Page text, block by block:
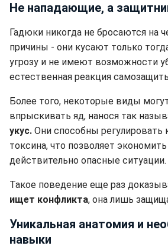
Не нападающие, а
Гадюки никогда не бросаются на
причины - они кусают только
угрозу и не имеют возможности
естественная реакция
Более того, некоторые виды
впрыскивать яд, нанося так
укус. Они способны регулировать
токсина, что позволяет
действительно опасные ситуации.
Такое поведение еще раз
ищет конфликта, она лишь
Уникальная анатомия и
навыки